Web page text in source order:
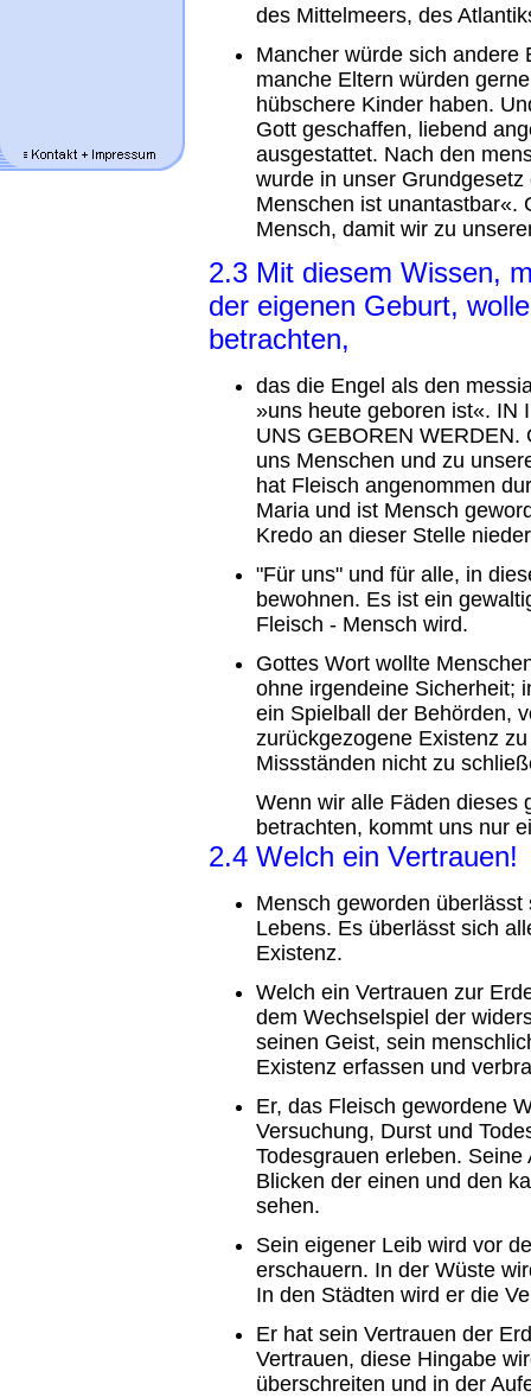
des Mittelmeers, des
Mancher würde sich andere
manche Eltern würden
hübschere Kinder haben.
Gott geschaffen, liebend
ausgestattet. Nach den
wurde in unser
Menschen ist unantastbar«.
Mensch, damit wir zu
2.3 Mit diesem Wissen,
der eigenen Geburt,
betrachten,
das die Engel als den
»uns heute geboren ist«. IN
UNS GEBOREN
uns Menschen und zu
hat Fleisch angenommen
Maria und ist Mensch
Kredo an dieser Stelle
"Für uns" und für alle, in
bewohnen. Es ist ein
Fleisch - Mensch wird.
Gottes Wort wollte
ohne irgendeine Sicherheit;
ein Spielball der Behörden,
zurückgezogene Existenz
Missständen nicht zu
Wenn wir alle Fäden dieses
betrachten, kommt uns nur
2.4 Welch ein Vertrauen!
Mensch geworden
Lebens. Es überlässt sich
Existenz.
Welch ein Vertrauen zur
dem Wechselspiel der
seinen Geist, sein
Existenz erfassen und
Er, das Fleisch gewordene
Versuchung, Durst und
Todesgrauen erleben.
Blicken der einen und den
sehen.
Sein eigener Leib wird vor
erschauern. In der Wüste
In den Städten wird er die
Er hat sein Vertrauen der
Vertrauen, diese Hingabe
überschreiten und in der